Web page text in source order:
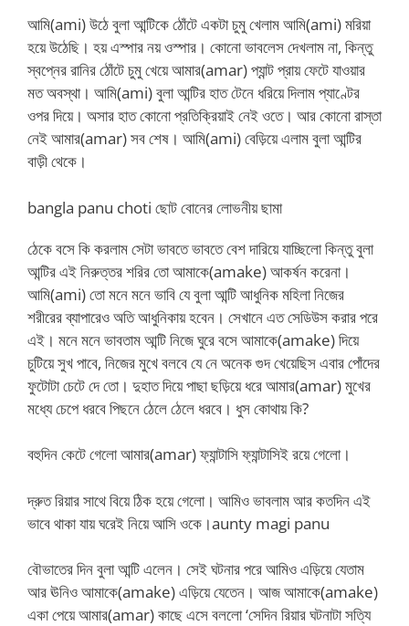
আমি(ami) উঠে বুলা আন্টিকে ঠোঁটে একটা চুমু খেলাম আমি(ami) মরিয়া
হয়ে উঠেছি। হয় এস্পার নয় ওস্পার। কোনো ভাবলেস দেখলাম না, কিন্তু
স্বপ্নের রানির ঠোঁটে চুমু খেয়ে আমার(amar) প্যান্ট প্রায় ফেটে যাওয়ার
মত অবস্থা। আমি(ami) বুলা আন্টির হাত টেনে ধরিয়ে দিলাম প্যাণ্টের
ওপর দিয়ে। অসার হাত কোনো প্রতিক্রিয়াই নেই ওতে। আর কোনো রাস্তা
নেই আমার(amar) সব শেষ। আমি(ami) বেড়িয়ে এলাম বুলা আন্টির
বাড়ী থেকে।
bangla panu choti ছোট বোনের লোভনীয় ছামা
ঠেকে বসে কি করলাম সেটা ভাবতে ভাবতে বেশ দারিয়ে যাচ্ছিলো কিন্তু বুলা
আন্টির এই নিরুত্তর শরির তো আমাকে(amake) আকর্ষন করেনা।
আমি(ami) তো মনে মনে ভাবি যে বুলা আন্টি আধুনিক মহিলা নিজের
শরীরের ব্যাপারেও অতি আধুনিকায় হবেন। সেখানে এত সেডিউস করার পরে
এই। মনে মনে ভাবতাম আন্টি নিজে ঘুরে বসে আমাকে(amake) দিয়ে
চুটিয়ে সুখ পাবে, নিজের মুখে বলবে যে নে অনেক গুদ খেয়েছিস এবার পোঁদের
ফুটোটা চেটে দে তো। দুহাত দিয়ে পাছা ছড়িয়ে ধরে আমার(amar) মুখের
মধ্যে চেপে ধরবে পিছনে ঠেলে ঠেলে ধরবে। ধুস কোথায় কি?
বহুদিন কেটে গেলো আমার(amar) ফ্যান্টাসি ফ্যান্টাসিই রয়ে গেলো।
দ্রুত রিয়ার সাথে বিয়ে ঠিক হয়ে গেলো। আমিও ভাবলাম আর কতদিন এই
ভাবে থাকা যায় ঘরেই নিয়ে আসি ওকে।aunty magi panu
বৌভাতের দিন বুলা আন্টি এলেন। সেই ঘটনার পরে আমিও এড়িয়ে যেতাম
আর ঊনিও আমাকে(amake) এড়িয়ে যেতেন। আজ আমাকে(amake)
একা পেয়ে আমার(amar) কাছে এসে বললো ‘সেদিন রিয়ার ঘটনাটা সত্যি